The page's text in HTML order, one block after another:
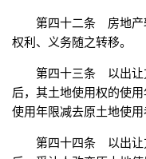
第四十二条 房地产
权利、义务随之转移。
第四十三条 以出让
后，其土地使用权的使
使用年限减去原土地使用
第四十四条 以出让